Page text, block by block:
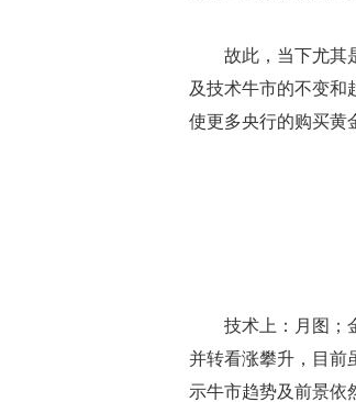
故此，当下尤其是
及技术牛市的不变和
使更多央行的购买黄
技术上：月图；金
并转看涨攀升，目前
示牛市趋势及前景依